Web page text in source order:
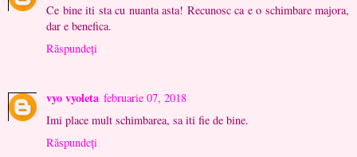
Ce bine iti sta cu nuanta asta! Recunosc ca e o schimbare majora,
dar e benefica.
Răspundeți
vyo vyoleta februarie 07, 2018
Imi place mult schimbarea, sa iti fie de bine.
Răspundeți